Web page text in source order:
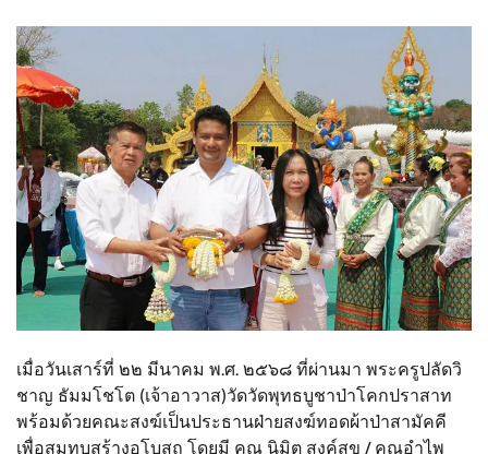
เมื่อวันเสาร์ที่ ๒๒ มีนาคม พ.ศ. ๒๕๖๘ ที่ผ่านมา พระครูปลัดวิ
ชาญ ธัมมโชโต (เจ้าอาวาส)วัดวัดพุทธบูชาป่าโคกปราสาท
พร้อมด้วยคณะสงฆ์เป็นประธานฝ่ายสงฆ์ทอดผ้าป่าสามัคคี
เพื่อสมทบสร้างอุโบสถ โดยมี คุณ นิมิต สงค์สุข / คุณอำไพ